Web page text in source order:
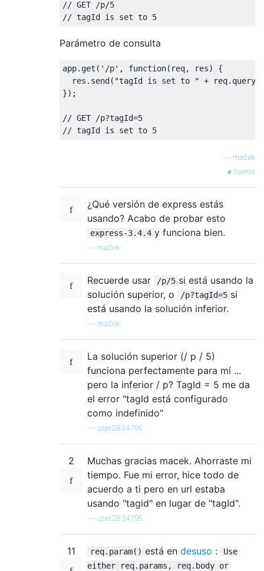
// GET /p/5
// tagId is set to 5
Parámetro de consulta
app. get ( '/p' , function( req, res)
{
  res
. send( "tagId is set to " + req. query
});
// GET /p?tagId=5
// tagId is set to 5
maček
fuente
¿Qué versión de express estás
usando? Acabo de probar esto
express-3.4.4 y funciona bien.
maček
Recuerde usar /p/5 si está usando la
solución superior, o
/p?tagId=5 si
está usando la solución inferior.
maček
La solución superior (/ p / 5)
funciona perfectamente para mí ...
pero la inferior / p? TagId = 5 me da
el error "tagId está configurado
como indefinido"
user2834795
2
Muchas gracias macek. Ahorraste mi
tiempo. Fue mi error, hice todo de
acuerdo a ti pero en url estaba
usando "tagid" en lugar de "tagId".
user2834795
11 req.param() está en desuso :
Use
either req.params, req.body or